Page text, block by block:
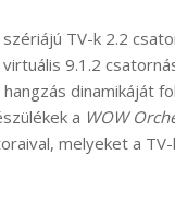
TV-k 2.2
virtuális 9.1.2
dinamikáját
a WOW
melyeket a